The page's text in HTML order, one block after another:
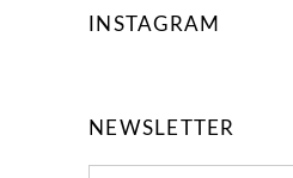
INSTAGRAM
NEWSLETTER